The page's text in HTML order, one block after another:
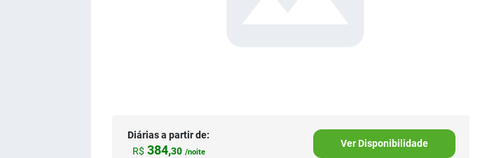
Diárias a partir de:
R$ 384,30 /noite
Ver Disponibilidade